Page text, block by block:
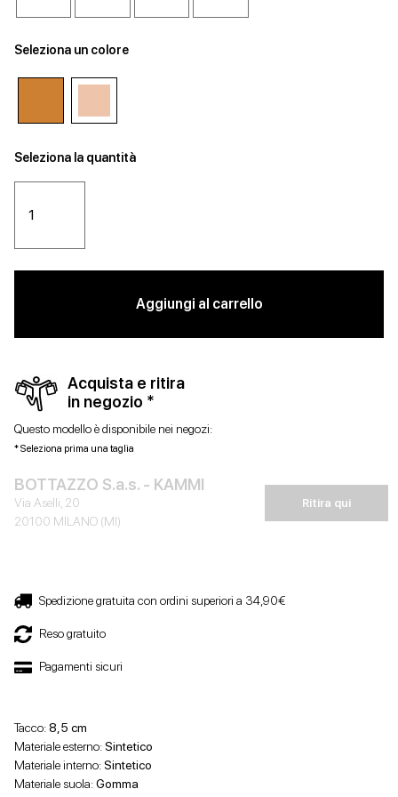
Seleziona un colore
Seleziona la quantità
Aggiungi al carrello
Acquista e ritira
in negozio *
Questo modello è disponibile nei negozi:
* Seleziona prima una taglia
BOTTAZZO S.a.s. - KAMMI
Via Aselli, 20
20100 MILANO (MI)
Ritira qui
Spedizione gratuita con ordini superiori a 34,90€
Reso gratuito
Pagamenti sicuri
Tacco:8,5 cm
Materiale esterno:Sintetico
Materiale interno:Sintetico
Materiale suola:Gomma